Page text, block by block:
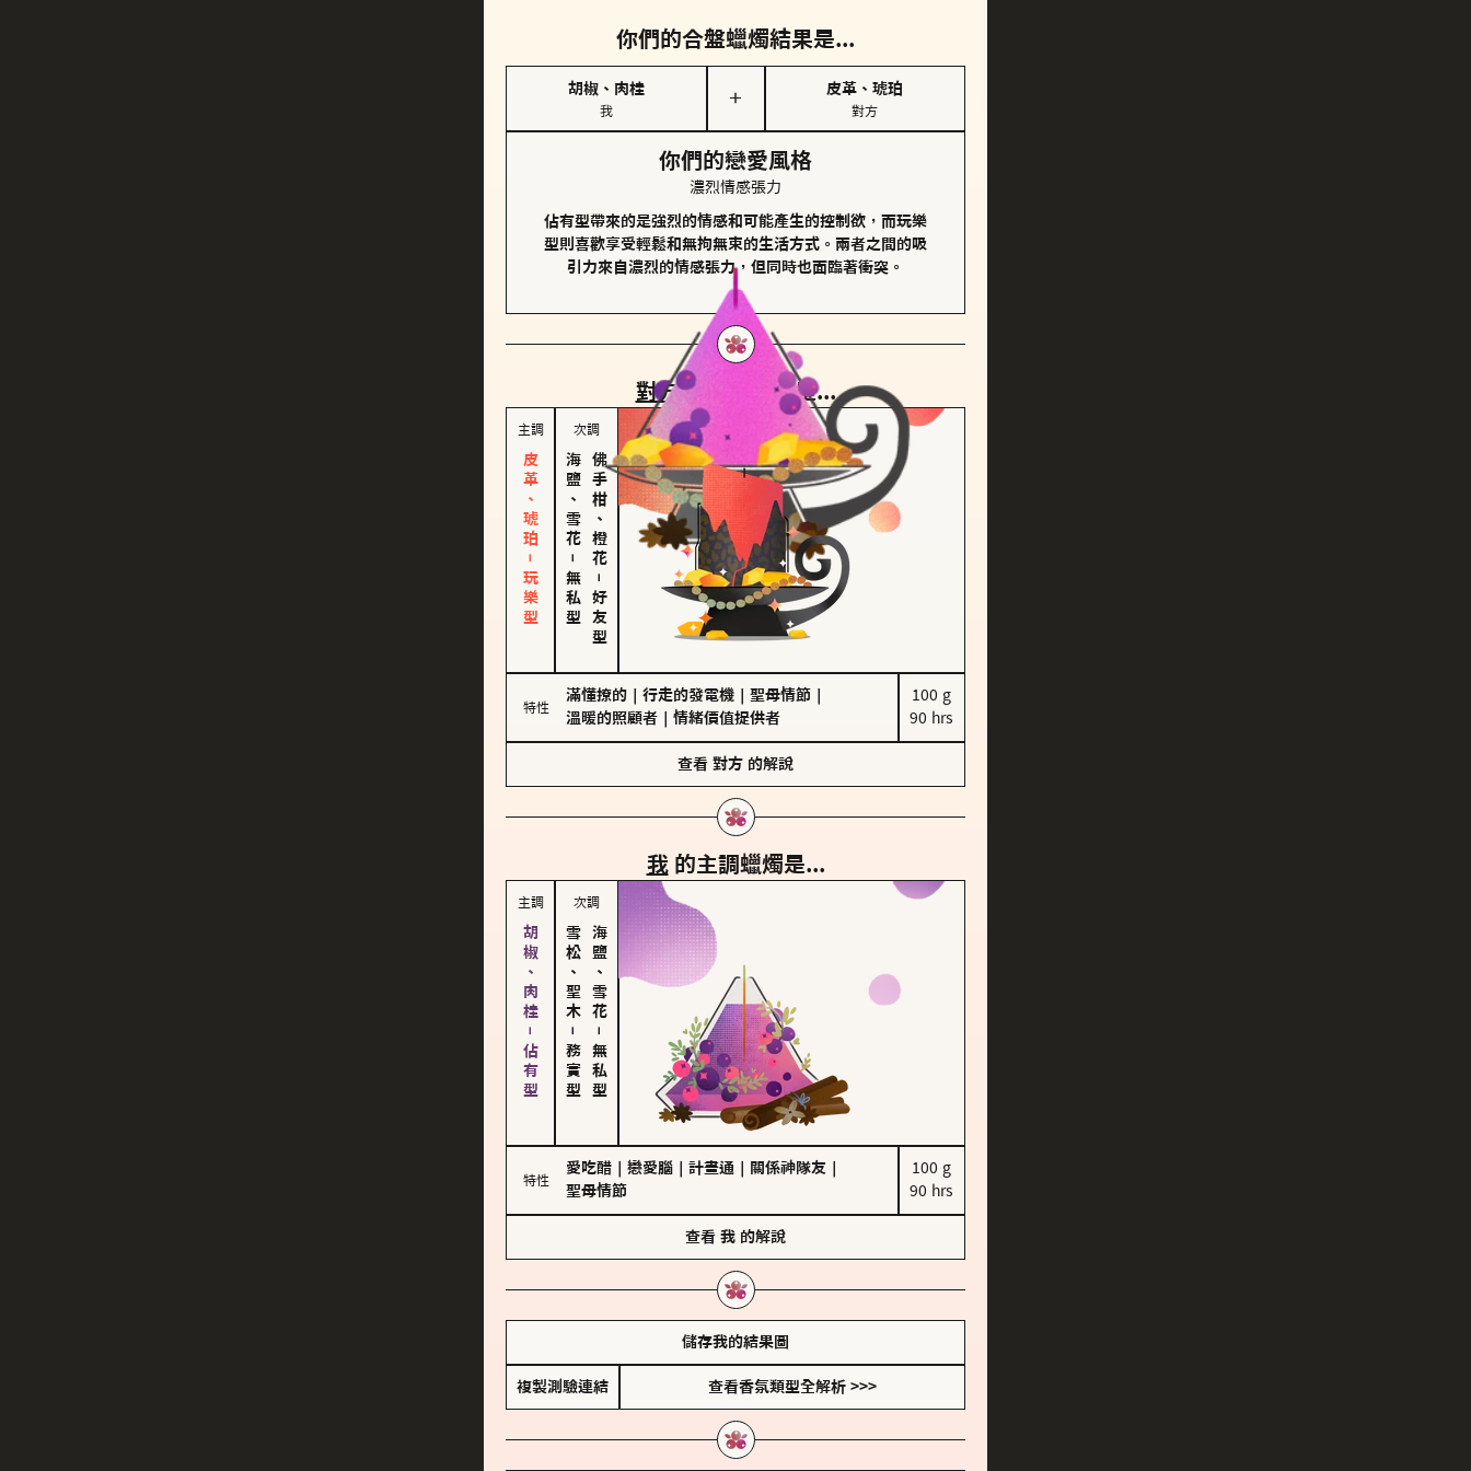
你們的合盤蠟燭結果是...
胡椒、肉桂
我
＋
皮革、琥珀
對方
你們的戀愛風格
濃烈情感張力
佔有型帶來的是強烈的情感和可能產生的控制欲，而玩樂
型則喜歡享受輕鬆和無拘無束的生活方式。兩者之間的吸
引力來自濃烈的情感張力，但同時也面臨著衝突。
對方的主調蠟燭是...
主調
皮革、琥珀－玩樂型
次調
海鹽、雪花
－
無私型
佛手柑、橙花
－
好友型
特性
滿懂撩的 行走的發電機 聖母情節
溫暖的照顧者
情緒價值提供者
100 g
90 hrs
查看 對方 的解說
我 的主調蠟燭是...
主調
胡椒、肉桂－佔有型
次調
雪松、聖木
－
務實型
海鹽、雪花
－
無私型
特性
愛吃醋 戀愛腦 計畫通 關係神隊友
聖母情節
100 g
90 hrs
查看 我 的解說
儲存我的結果圖
複製測驗連結 查看香氛類型全解析 >>>